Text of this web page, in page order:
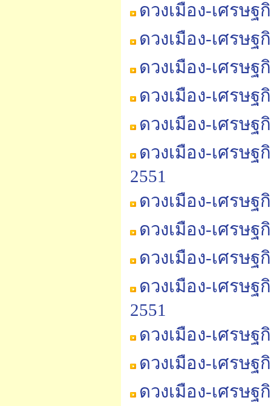
ดวงเมือง-เศรษ
ดวงเมือง-เศรษ
ดวงเมือง-เศรษ
ดวงเมือง-เศรษ
ดวงเมือง-เศรษ
ดวงเมือง-เศรษ
2551
ดวงเมือง-เศรษ
ดวงเมือง-เศรษ
ดวงเมือง-เศรษ
ดวงเมือง-เศรษ
2551
ดวงเมือง-เศรษ
ดวงเมือง-เศรษ
ดวงเมือง-เศรษ